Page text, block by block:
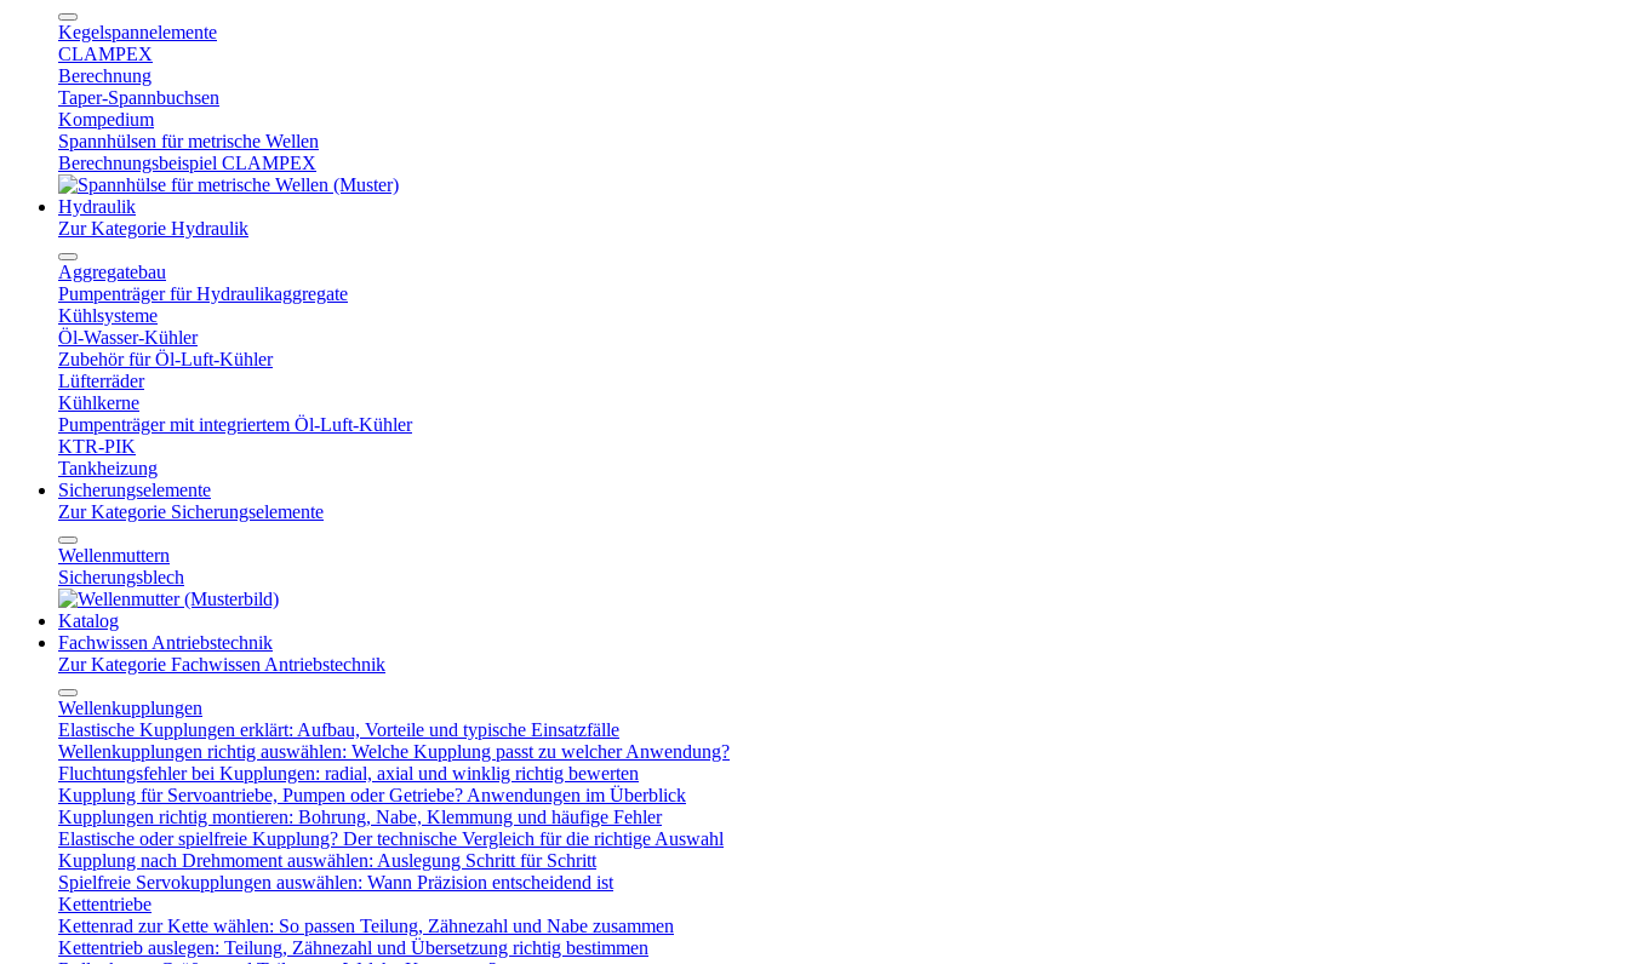
Kegelspannelemente
CLAMPEX
Berechnung
Taper-Spannbuchsen
Kompedium
Spannhülsen für metrische Wellen
Berechnungsbeispiel CLAMPEX
Hydraulik
Zur Kategorie Hydraulik
Aggregatebau
Pumpenträger für Hydraulikaggregate
Kühlsysteme
Öl-Wasser-Kühler
Zubehör für Öl-Luft-Kühler
Lüfterräder
Kühlkerne
Pumpenträger mit integriertem Öl-Luft-Kühler
KTR-PIK
Tankheizung
Sicherungselemente
Zur Kategorie Sicherungselemente
Wellenmuttern
Sicherungsblech
Katalog
Fachwissen Antriebstechnik
Zur Kategorie Fachwissen Antriebstechnik
Wellenkupplungen
Elastische Kupplungen erklärt: Aufbau, Vorteile und typische Einsatzfälle
Wellenkupplungen richtig auswählen: Welche Kupplung passt zu welcher Anwendung?
Fluchtungsfehler bei Kupplungen: radial, axial und winklig richtig bewerten
Kupplung für Servoantriebe, Pumpen oder Getriebe? Anwendungen im Überblick
Kupplungen richtig montieren: Bohrung, Nabe, Klemmung und häufige Fehler
Elastische oder spielfreie Kupplung? Der technische Vergleich für die richtige Auswahl
Kupplung nach Drehmoment auswählen: Auslegung Schritt für Schritt
Spielfreie Servokupplungen auswählen: Wann Präzision entscheidend ist
Kettentriebe
Kettenrad zur Kette wählen: So passen Teilung, Zähnezahl und Nabe zusammen
Kettentrieb auslegen: Teilung, Zähnezahl und Übersetzung richtig bestimmen